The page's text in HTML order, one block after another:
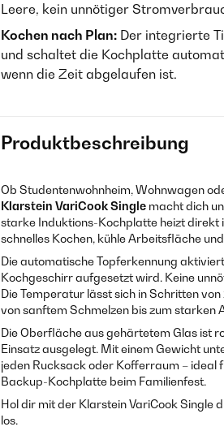
Leere, kein unnötiger
Kochen nach Plan: Der integrierte
und schaltet die Kochplatte
wenn die Zeit abgelaufen ist.
Produktbeschreibung
Ob Studentenwohnheim, Wohnwagen
Klarstein VariCook Single macht dich
starke Induktions-Kochplatte heizt direkt
schnelles Kochen, kühle Arbeitsfläche
Die automatische Topferkennung
Kochgeschirr aufgesetzt wird. Keine
Die Temperatur lässt sich in Schritten
von sanftem Schmelzen bis zum starken
Die Oberfläche aus gehärtetem Glas ist
Einsatz ausgelegt. Mit einem Gewicht
jeden Rucksack oder Kofferraum – ideal
Backup-Kochplatte beim Familienfest.
Hol dir mit der Klarstein VariCook Single
los.